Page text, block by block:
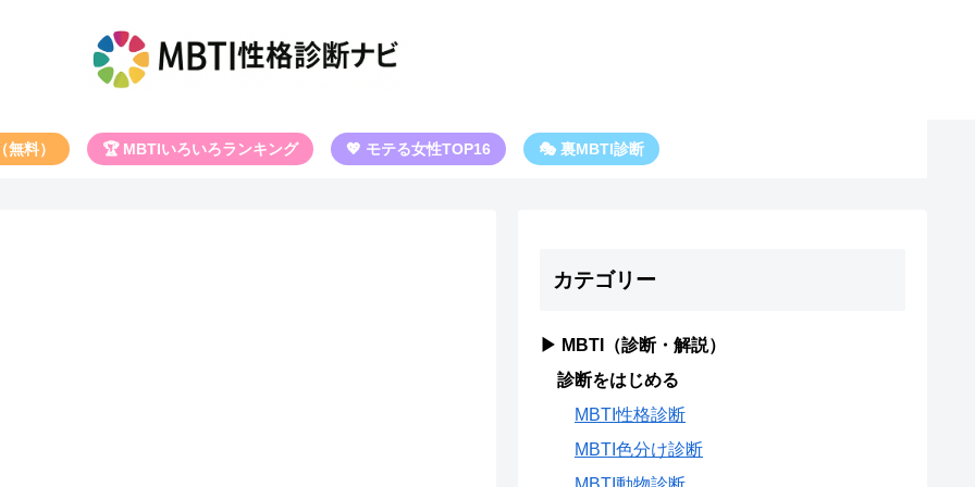
料） 🏆 MBTIいろいろランキング 💖 モテる女性TOP16 🎭 裏MBTI診断
カテゴリー
▶ MBTI（診断・解説）
診断をはじめる
MBTI性格診断
MBTI色分け診断